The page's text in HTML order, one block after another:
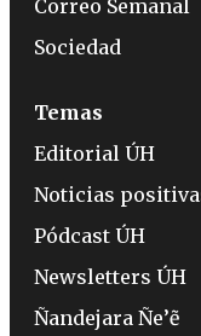
Correo Semanal
Sociedad
Temas
Editorial ÚH
Noticias
Pódcast ÚH
Newsletters ÚH
Ñandejara Ñe’ẽ